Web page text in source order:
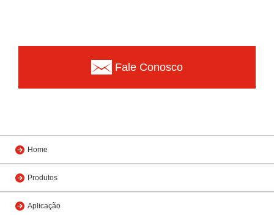
Fale Conosco
Home
Produtos
Aplicação